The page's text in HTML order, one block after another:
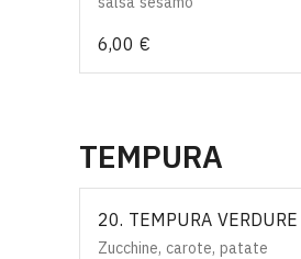
6,00 €
TEMPURA
20. TEMPURA VERDURE
Zucchine, carote, patate